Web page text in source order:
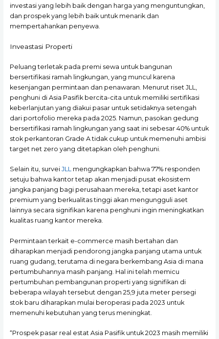
investasi yang lebih baik dengan harga yang menguntungkan,
dan prospek yang lebih baik untuk menarik dan
mempertahankan penyewa.
Inveastasi Properti
Peluang terletak pada premi sewa untuk bangunan
bersertifikasi ramah lingkungan, yang muncul karena
kesenjangan permintaan dan penawaran. Menurut riset JLL,
penghuni di Asia Pasifik bercita-cita untuk memiliki sertifikasi
keberlanjutan yang diakui pasar untuk setidaknya setengah
dari portofolio mereka pada 2025. Namun, pasokan gedung
bersertifikasi ramah lingkungan yang saat ini sebesar 40% untuk
stok perkantoran Grade A tidak cukup untuk memenuhi ambisi
target net zero yang ditetapkan oleh penghuni.
Selain itu, survei JLLmengungkapkan bahwa 77% responden
setuju bahwa kantor tetap akan menjadi pusat ekosistem
jangka panjang bagi perusahaan mereka, tetapi aset kantor
premium yang berkualitas tinggi akan mengungguli aset
lainnya secara signifikan karena penghuni ingin meningkatkan
kualitas ruang kantor mereka.
Permintaan terkait e-commerce masih bertahan dan
diharapkan menjadi pendorong jangka panjang utama untuk
ruang gudang, terutama di negara berkembang Asia di mana
pertumbuhannya masih panjang. Hal ini telah memicu
pertumbuhan pembangunan properti yang signifikan di
beberapa wilayah tersebut dengan 25,9 juta meter persegi
stok baru diharapkan mulai beroperasi pada 2023 untuk
memenuhi kebutuhan yang terus meningkat.
“Prospek pasar real estat Asia Pasifik untuk 2023 masih memiliki